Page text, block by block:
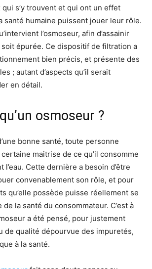
s’y trouvent et qui ont un effet
santé humaine puissent jouer leur rôle.
l’osmoseur, afin d’assainir
soit épurée. Ce dispositif de filtration a
bien précis, et présente des
; autant d’aspects qu’il serait
en détail.
osmoseur ?
bonne santé, toute personne
maitrise de ce qu’il consomme
l’eau. Cette dernière a besoin d’être
convenablement son rôle, et pour
qu’elle possède puisse réellement se
la santé du consommateur. C’est à
a été pensé, pour justement
de qualité dépourvue des impuretés,
à la santé.